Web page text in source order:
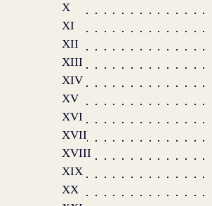
X
XI
XII
XIII
XIV
XV
XVI
XVII
XVIII
XIX
XX